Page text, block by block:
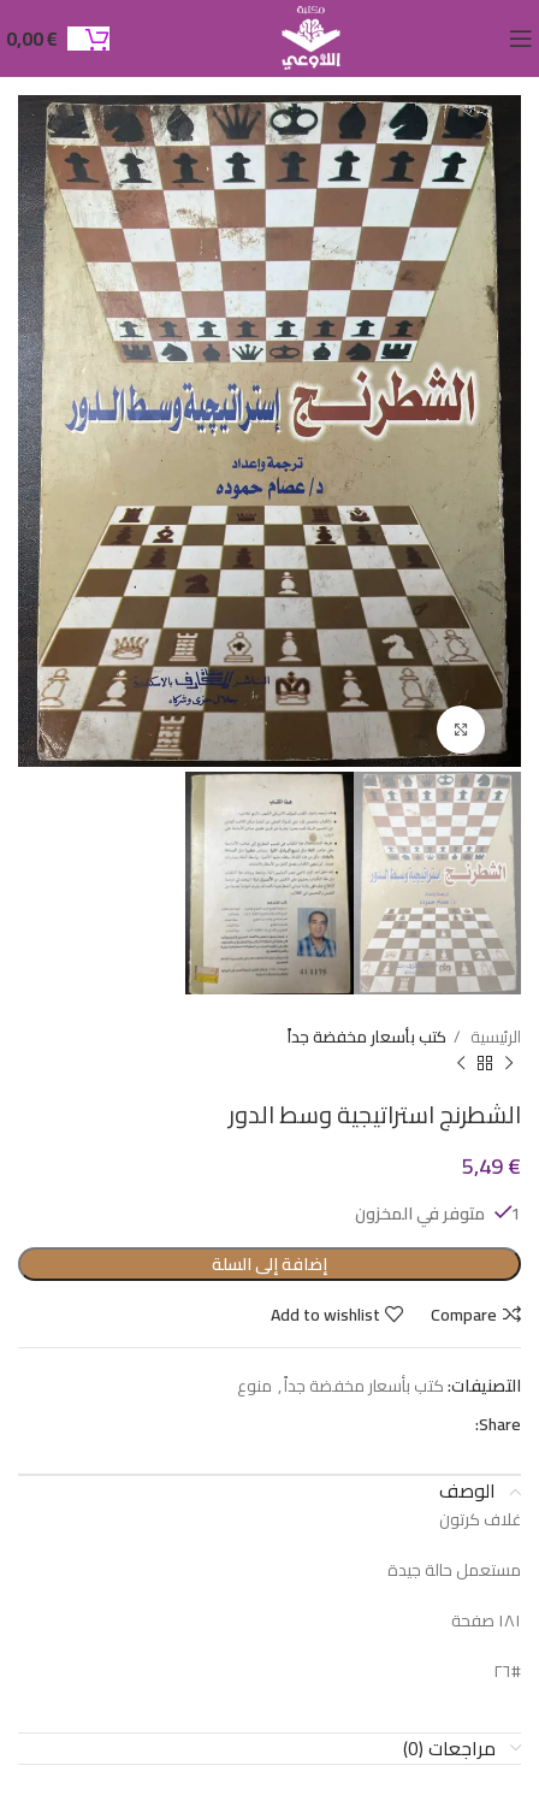
0,00€
Click to enlarge
الرئيسية كتب بأسعار مخفضة جداً
الشطرنج استراتيجية وسط الدور
5,49€
1 متوفر في المخزون
إضافة إلى السلة
Compare
Add to wishlist
التصنيفات:كتب بأسعار مخفضة جداً, منوع
Share:
الوصف
غلاف كرتون
مستعمل حالة جيدة
١٨١ صفحة
#٢٦
مراجعات (0)